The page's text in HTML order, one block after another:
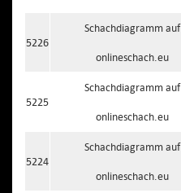
5226
Schachdiagramm auf
onlineschach.eu
5225
Schachdiagramm auf
onlineschach.eu
5224
Schachdiagramm auf
onlineschach.eu